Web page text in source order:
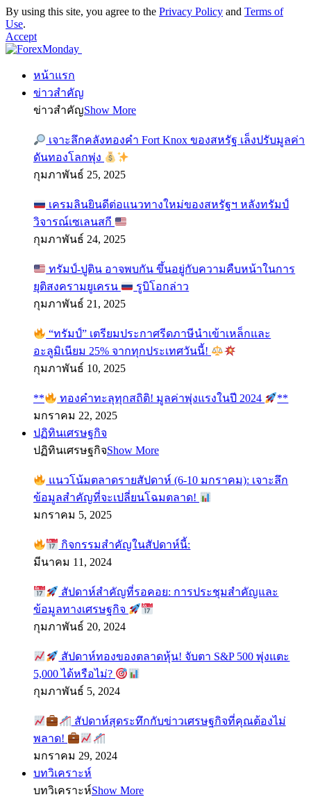
By using this site, you agree to the Privacy Policy and Terms of
Use.
Accept
หน้าแรก
ข่าวสำคัญ
ข่าวสำคัญShow More
เจาะลึกคลังทองคำ Fort Knox ของสหรัฐ เล็งปรับมูลค่า
ดันทองโลกพุ่ง
กุมภาพันธ์ 25, 2025
เครมลินยินดีต่อแนวทางใหม่ของสหรัฐฯ หลังทรัมป์
วิจารณ์เซเลนสกี
กุมภาพันธ์ 24, 2025
ทรัมป์-ปูติน อาจพบกัน ขึ้นอยู่กับความคืบหน้าในการ
ยุติสงครามยูเครน
รูบิโอกล่าว
กุมภาพันธ์ 21, 2025
“ทรัมป์” เตรียมประกาศรีดภาษีนำเข้าเหล็กและ
อะลูมิเนียม 25% จากทุกประเทศวันนี้!
กุมภาพันธ์ 10, 2025
** ทองคำทะลุทุกสถิติ! มูลค่าพุ่งแรงในปี 2024
**
มกราคม 22, 2025
ปฏิทินเศรษฐกิจ
ปฏิทินเศรษฐกิจShow More
แนวโน้มตลาดรายสัปดาห์ (6-10 มกราคม): เจาะลึก
ข้อมูลสำคัญที่จะเปลี่ยนโฉมตลาด!
มกราคม 5, 2025
กิจกรรมสำคัญในสัปดาห์นี้:
มีนาคม 11, 2024
สัปดาห์สำคัญที่รอคอย: การประชุมสำคัญและ
ข้อมูลทางเศรษฐกิจ
กุมภาพันธ์ 20, 2024
สัปดาห์ทองของตลาดหุ้น! จับตา S&P 500 พุ่งแตะ
5,000 ได้หรือไม่?
กุมภาพันธ์ 5, 2024
สัปดาห์สุดระทึกกับข่าวเศรษฐกิจที่คุณต้องไม่
พลาด!
มกราคม 29, 2024
บทวิเคราะห์
บทวิเคราะห์Show More